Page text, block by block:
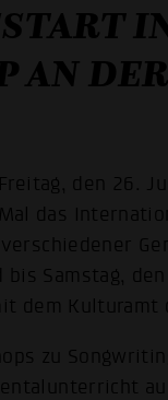
AN
den 26.
das
Samstag,
dem Kulturamt
zu